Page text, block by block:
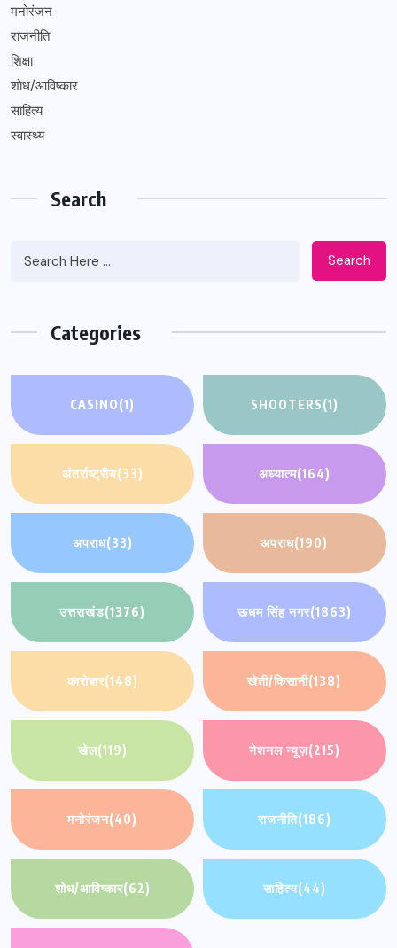
मनोरंजन
राजनीति
शिक्षा
शोध/आविष्कार
साहित्य
स्वास्थ्य
Search
Search
Categories
CASINO(1) SHOOTERS(1)
अंतर्राष्ट्रीय(33) अध्यात्म(164)
अपराध(33) अपराध(190)
उत्तराखंड(1376) ऊधम सिंह नगर(1863)
कारोबार(148) खेती/किसानी(138)
खेल(119) नेशनल न्यूज़(215)
मनोरंजन(40) राजनीति(186)
शोध/आविष्कार(62) साहित्य(44)